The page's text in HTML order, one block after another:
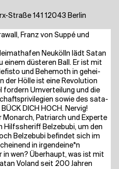
Straße 141 12043 Berlin
Franz von Sup­pé und
Neu­kölln lädt Satan
einem düs­te­ren Ball. Er ist mit
und Behe­mo­th in gehei­
der Höl­le ist eine Revo­lu­ti­on
Umver­tei­lung und die
sowie des sata­
DICH HOCH. Ner­vig!
Patri­arch und Exper­te
Hilfs­she­riff Bel­ze­bu­bi, um den
Bel­ze­bu­bi befin­det sich im
in irgendeine*n
in wen? Über­haupt, was ist mit
Voland seit 200 Jah­ren